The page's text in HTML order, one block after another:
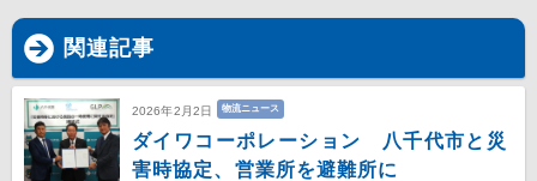
関連記事
2026年2月2日 物流ニュース
ダイワコーポレーション 八千代市と災
害時協定、営業所を避難所に